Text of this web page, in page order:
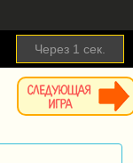
Через 1 сек.